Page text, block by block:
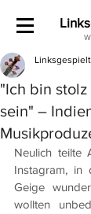
"Ich bin
sein" –
Linksgespielt
Neulich teilte
Instagram, in
Geige
wollten